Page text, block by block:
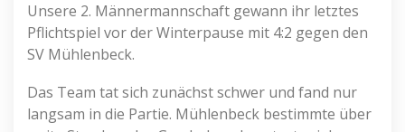
Unsere 2. Männermannschaft gewann ihr letztes
Pflichtspiel vor der Winterpause mit 4:2 gegen den
SV Mühlenbeck.
Das Team tat sich zunächst schwer und fand nur
langsam in die Partie. Mühlenbeck bestimmte über